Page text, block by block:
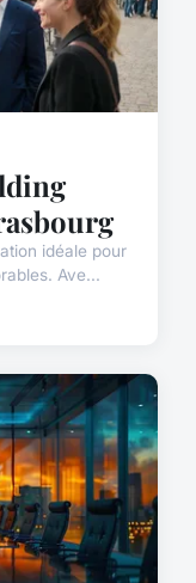
idéale pour
Ave...